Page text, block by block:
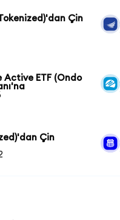
Çin
Active ETF (Ondo
Çin